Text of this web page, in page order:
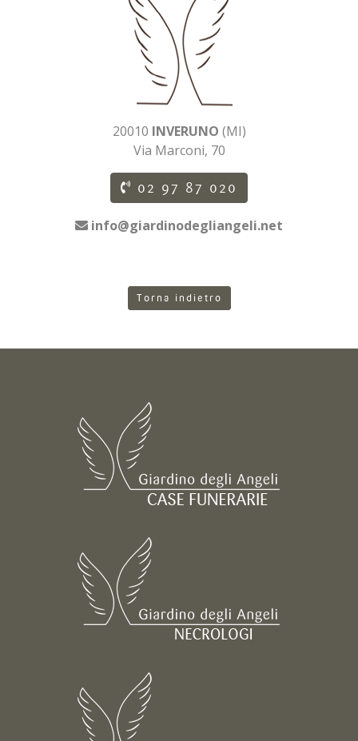
20010 INVERUNO (MI)
Via Marconi, 70
02 97 87 020
info@giardinodegliangeli.net
Torna indietro